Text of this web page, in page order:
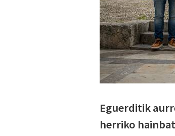
Eguerditik
herriko